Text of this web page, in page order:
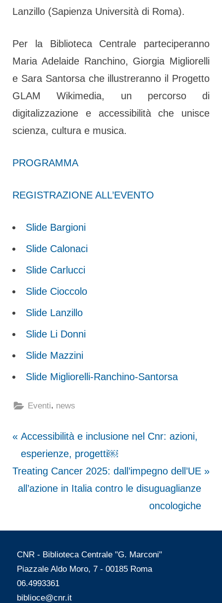
Lanzillo (Sapienza Università di Roma).
Per la Biblioteca Centrale parteciperanno
Maria Adelaide Ranchino, Giorgia Migliorelli
e Sara Santorsa che illustreranno il Progetto
GLAM Wikimedia, un percorso di
digitalizzazione e accessibilità che unisce
scienza, cultura e musica.
PROGRAMMA
REGISTRAZIONE ALL’EVENTO
Slide Bargioni
Slide Calonaci
Slide Carlucci
Slide Cioccolo
Slide Lanzillo
Slide Li Donni
Slide Mazzini
Slide Migliorelli-Ranchino-Santorsa
Eventi, news
Navigazione
articoli
P
r
e
v
s
P
o
Accessibilità e inclusione nel Cnr: azioni,
esperienze, progetti￼
N
o
Treating Cancer 2025: dall’impegno dell’UE
all’azione in Italia contro le disuguaglianze
oncologiche
CNR - Biblioteca Centrale "G. Marconi"
Piazzale Aldo Moro, 7 - 00185 Roma
06.4993361
biblioce@cnr.it